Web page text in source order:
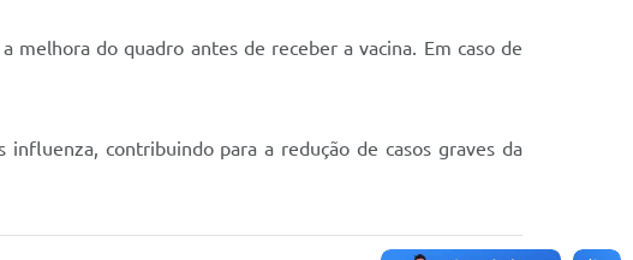
melhora do quadro antes de receber a vacina. Em caso de
contribuindo para a redução de casos graves da